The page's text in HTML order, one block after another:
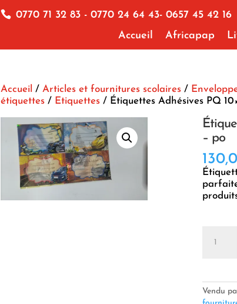
0770 71 32 83 - 0770 24 64 43- 0657 45 42 16
Accueil
Africapap
Accueil / Articles et fournitures scolaires/
étiquettes/ Etiquettes/ Étiquettes Adhésives PQ
– po
10x10
cm
Vendu